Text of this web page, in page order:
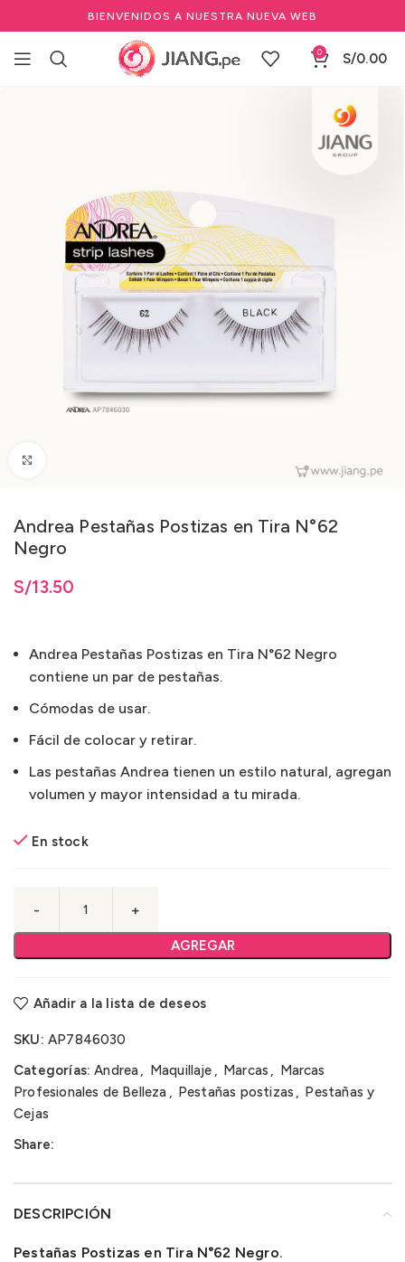
BIENVENIDOS A NUESTRA NUEVA WEB
0 S/0.00
Andrea Pestañas Postizas en Tira N°62
Negro
S/13.50
Andrea Pestañas Postizas en Tira N°62 Negro
contiene un par de pestañas.
Cómodas de usar.
Fácil de colocar y retirar.
Las pestañas Andrea tienen un estilo natural, agregan
volumen y mayor intensidad a tu mirada.
En stock
AGREGAR
Añadir a la lista de deseos
SKU: AP7846030
Categorías: Andrea, Maquillaje , Marcas , Marcas
Profesionales de Belleza , Pestañas postizas , Pestañas y
Cejas
Share:
DESCRIPCIÓN
Pestañas Postizas en Tira N°62 Negro.